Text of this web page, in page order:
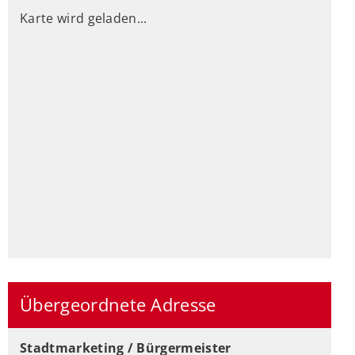
Karte wird geladen...
Übergeordnete Adresse
Stadtmarketing / Bürgermeister